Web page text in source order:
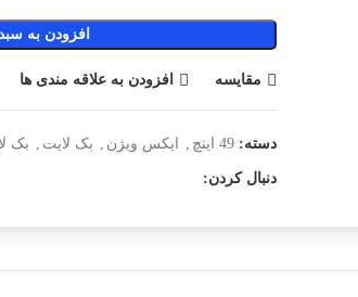
افزودن به
مقایسه افزودن به علاقه مندی ها
دسته: 49 اینچ , ایکس ویژن , بک لایت , بک
دنبال کردن: